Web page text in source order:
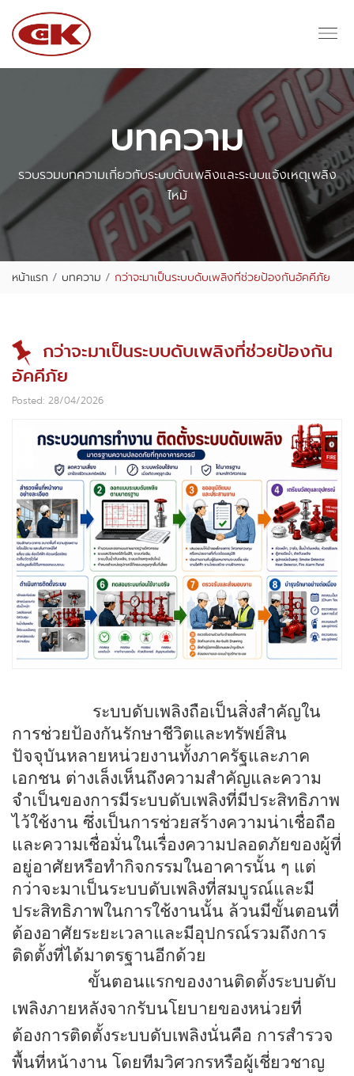
บทความ
รวบรวมบทความเกี่ยวกับระบบดับเพลิงและระบบแจ้งเหตุเพลิง
ไหม้
หน้าแรก บทความ กว่าจะมาเป็นระบบดับเพลิงที่ช่วยป้องกันอัคคีภัย
กว่าจะมาเป็นระบบดับเพลิงที่ช่วยป้องกัน
อัคคีภัย
Posted: 28/04/2026
ระบบดับเพลิงถือเป็นสิ่งสำคัญใน
การช่วยป้องกันรักษาชีวิตและทรัพย์สิน
ปัจจุบันหลายหน่วยงานทั้งภาครัฐและภาค
เอกชน ต่างเล็งเห็นถึงความสำคัญและความ
จำเป็นของการมีระบบดับเพลิงที่มีประสิทธิภาพ
ไว้ใช้งาน ซึ่งเป็นการช่วยสร้างความน่าเชื่อถือ
และความเชื่อมั่นในเรื่องความปลอดภัยของผู้ที่
อยู่อาศัยหรือทำกิจกรรมในอาคารนั้น ๆ แต่
กว่าจะมาเป็นระบบดับเพลิงที่สมบูรณ์และมี
ประสิทธิภาพในการใช้งานนั้น ล้วนมีขั้นตอนที่
ต้องอาศัยระยะเวลาและมีอุปกรณ์รวมถึงการ
ติดตั้งที่ได้มาตรฐานอีกด้วย
ขั้นตอนแรกของงานติดตั้งระบบดับ
เพลิงภายหลังจากรับนโยบายของหน่วยที่
ต้องการติดตั้งระบบดับเพลิงนั่นคือ การสำรวจ
พื้นที่หน้างาน โดยทีมวิศวกรหรือผู้เชี่ยวชาญ